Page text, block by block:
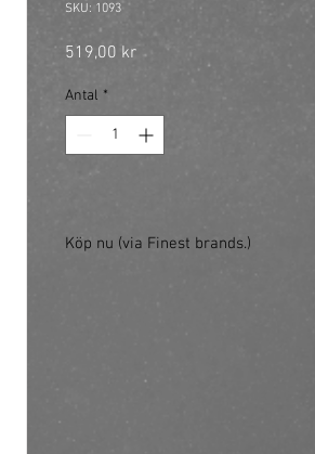
SKU: 1093
519,00 krPris
Antal *
Köp nu (via Finest brands.)